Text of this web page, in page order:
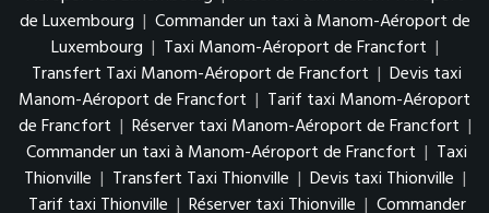
de Luxembourg | Commander un taxi à Manom-Aéroport de
Luxembourg | Taxi Manom-Aéroport de Francfort |
Transfert Taxi Manom-Aéroport de Francfort | Devis taxi
Manom-Aéroport de Francfort | Tarif taxi Manom-Aéroport
de Francfort | Réserver taxi Manom-Aéroport de Francfort |
Commander un taxi à Manom-Aéroport de Francfort | Taxi
Thionville | Transfert Taxi Thionville | Devis taxi Thionville |
Tarif taxi Thionville | Réserver taxi Thionville | Commander